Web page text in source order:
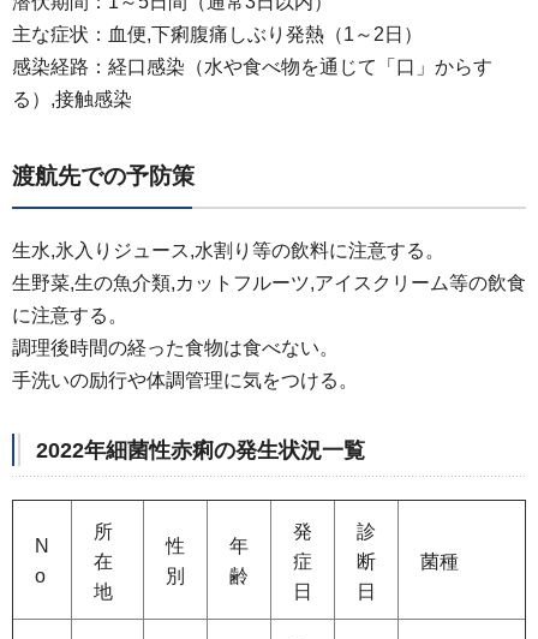
主な症状：血便,下痢腹痛しぶり発熱（1～2日）
感染経路：経口感染（水や食べ物を通じて「口」からす
る）,接触感染
渡航先での予防策
生水,氷入りジュース,水割り等の飲料に注意する。
生野菜,生の魚介類,カットフルーツ,アイスクリーム等の飲食
に注意する。
調理後時間の経った食物は食べない。
手洗いの励行や体調管理に気をつける。
2022年細菌性赤痢の発生状況一覧
N
o
所
在
地
性
別
年
齢
発
症
日
診
断
日
菌種